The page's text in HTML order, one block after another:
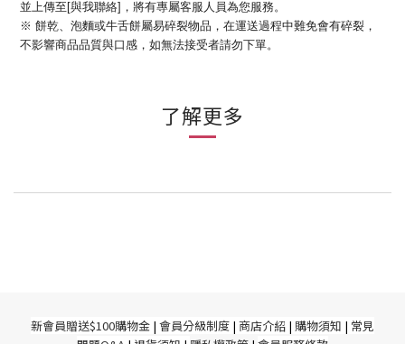
並上傳至[與我聯絡]，將有專屬客服人員為您服務。
※ 餅乾、泡麵或牛舌餅屬易碎裂物品，在運送過程中難免會有碎裂，
不影響商品品質與口感，如無法接受者請勿下單。
了解更多
新會員贈送$100購物金 | 會員分級制度 | 商店介紹 | 購物須知 | 常見